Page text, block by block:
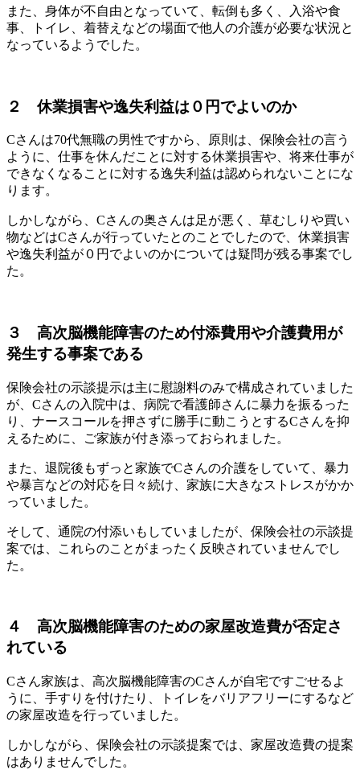
また、身体が不自由となっていて、転倒も多く、入浴や食
事、トイレ、着替えなどの場面で他人の介護が必要な状況と
なっているようでした。
２ 休業損害や逸失利益は０円でよいのか
Cさんは70代無職の男性ですから、原則は、保険会社の言う
ように、仕事を休んだことに対する休業損害や、将来仕事が
できなくなることに対する逸失利益は認められないことにな
ります。
しかしながら、Cさんの奥さんは足が悪く、草むしりや買い
物などはCさんが行っていたとのことでしたので、休業損害
や逸失利益が０円でよいのかについては疑問が残る事案でし
た。
３ 高次脳機能障害のため付添費用や介護費用が
発生する事案である
保険会社の示談提示は主に慰謝料のみで構成されていました
が、Cさんの入院中は、病院で看護師さんに暴力を振るった
り、ナースコールを押さずに勝手に動こうとするCさんを抑
えるために、ご家族が付き添っておられました。
また、退院後もずっと家族でCさんの介護をしていて、暴力
や暴言などの対応を日々続け、家族に大きなストレスがかか
っていました。
そして、通院の付添いもしていましたが、保険会社の示談提
案では、これらのことがまったく反映されていませんでし
た。
４ 高次脳機能障害のための家屋改造費が否定さ
れている
Cさん家族は、高次脳機能障害のCさんが自宅ですごせるよ
うに、手すりを付けたり、トイレをバリアフリーにするなど
の家屋改造を行っていました。
しかしながら、保険会社の示談提案では、家屋改造費の提案
はありませんでした。